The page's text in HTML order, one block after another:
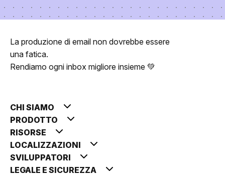
La produzione di email non dovrebbe essere
una fatica.
Rendiamo ogni inbox migliore insieme 💚
CHI SIAMO
PRODOTTO
RISORSE
LOCALIZZAZIONI
SVILUPPATORI
LEGALE E SICUREZZA